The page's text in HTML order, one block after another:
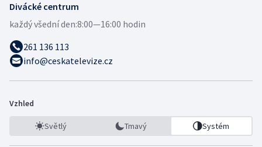
Divácké centrum
každý všední den:8:00—16:00 hodin
261 136 113
info@ceskatelevize.cz
Vzhled
Světlý Tmavý Systém